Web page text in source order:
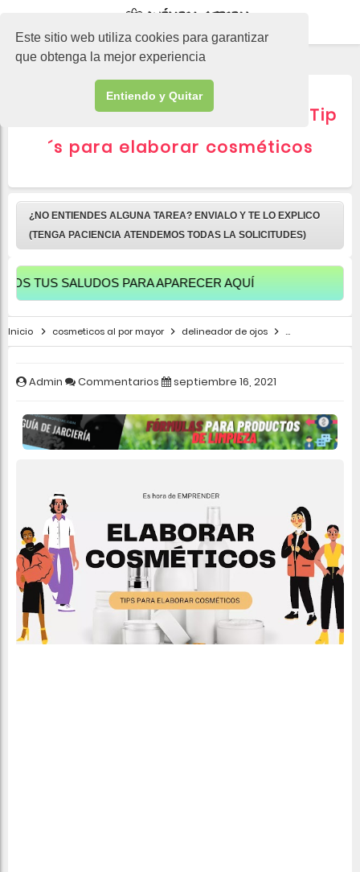
Este sitio web utiliza cookies para garantizar
que obtenga la mejor experiencia
Entiendo y Quitar
▷ Cosméticos al por mayor: Tip
´s para elaborar cosméticos
¿NO ENTIENDES ALGUNA TAREA? ENVIALO Y TE LO EXPLICO
(TENGA PACIENCIA ATENDEMOS TODAS LA SOLICITUDES)
SALUDOS PARA APARECER AQUÍ
Inicio cosmeticos al por mayor delineador de ojos maquillaje mac
Admin Commentarios septiembre 16, 2021